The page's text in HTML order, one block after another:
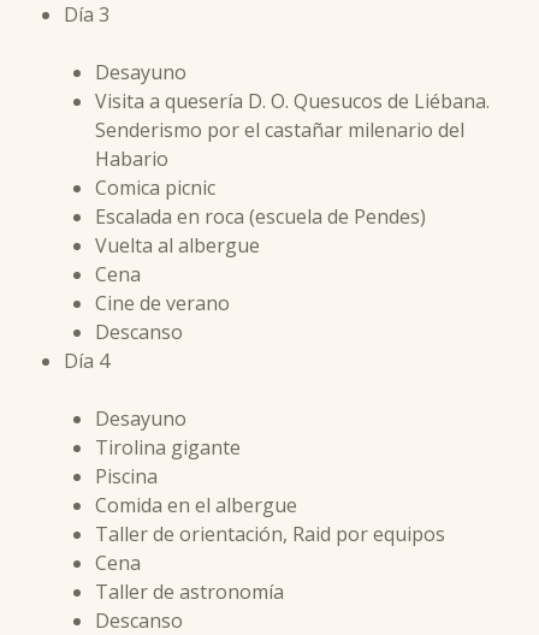
Día 3
Desayuno
Visita a quesería D. O. Quesucos de Liébana.
Senderismo por el castañar milenario del
Habario
Comica picnic
Escalada en roca (escuela de Pendes)
Vuelta al albergue
Cena
Cine de verano
Descanso
Día 4
Desayuno
Tirolina gigante
Piscina
Comida en el albergue
Taller de orientación, Raid por equipos
Cena
Taller de astronomía
Descanso